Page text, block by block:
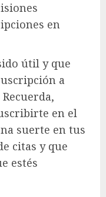
en
útil y que
a
en el
suerte en tus
citas y que
estés